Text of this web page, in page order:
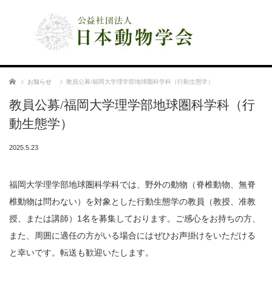
ホーム お知らせ 教員公募/福岡大学理学部地球圏科学科（行動生態学）
教員公募/福岡大学理学部地球圏科学科（行
動生態学）
2025.5.23
福岡大学理学部地球圏科学科では、野外の動物（脊椎動物、無脊
椎動物は問わない）を対象とした行動生態学の教員（教授、准教
授、または講師）1名を募集しております。ご感心をお持ちの方、
また、周囲に適任の方がいる場合にはぜひお声掛けをいただける
と幸いです。転送も歓迎いたします。